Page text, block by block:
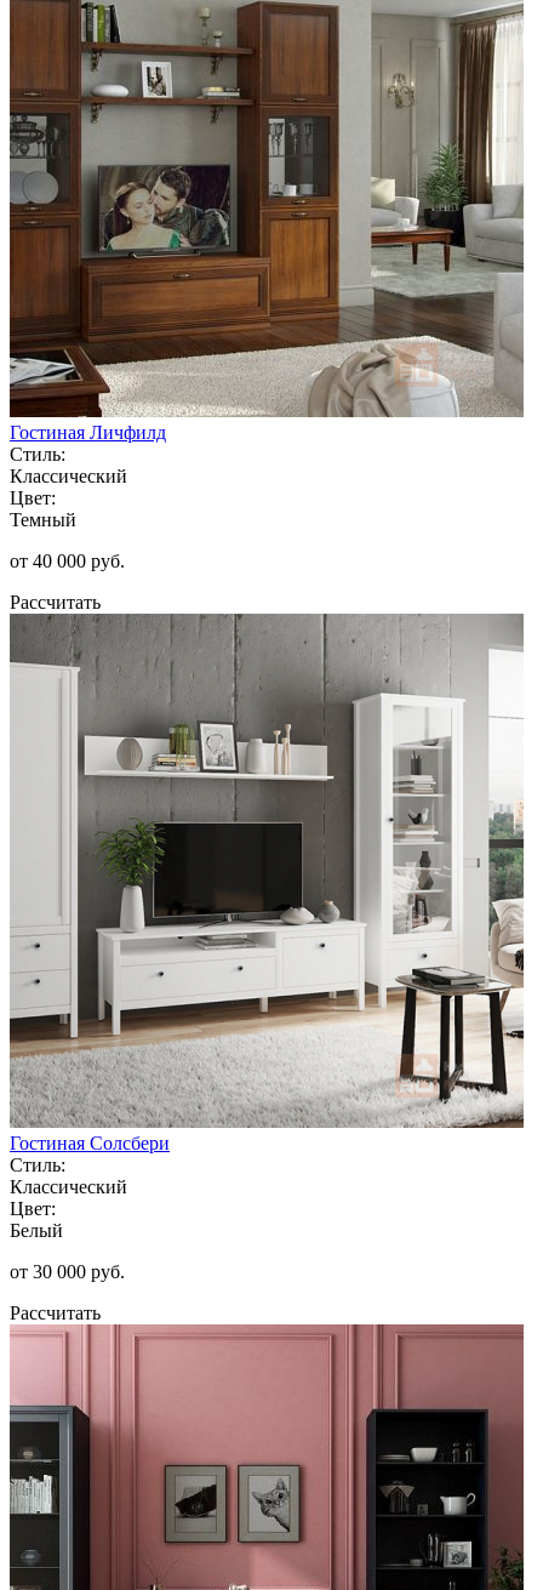
Гостиная Личфилд
Стиль:
Классический
Цвет:
Темный
от 40 000 руб.
Рассчитать
Гостиная Солсбери
Стиль:
Классический
Цвет:
Белый
от 30 000 руб.
Рассчитать